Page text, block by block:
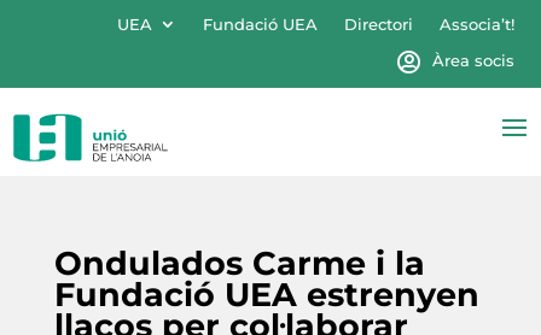
UEA Fundació UEA Directori
Associa’t!
Àrea socis
Ondulados Carme i la
Fundació UEA estrenyen
llaços per col·laborar